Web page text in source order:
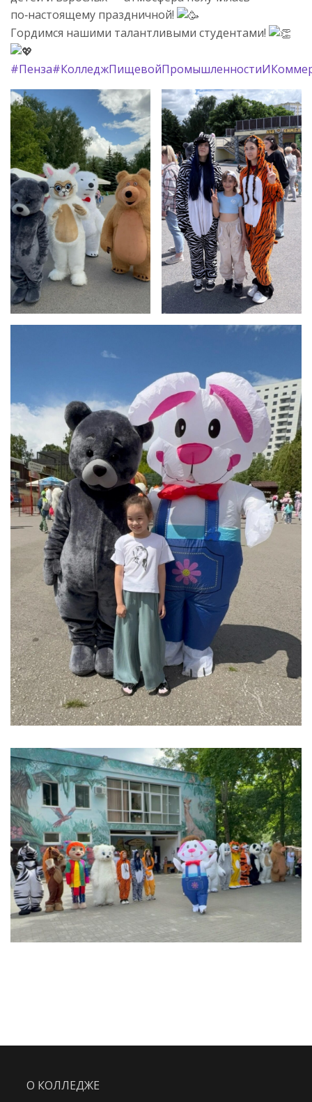
по‑настоящему праздничной!
Гордимся нашими талантливыми студентами!
#Пенза
О КОЛЛЕДЖЕ